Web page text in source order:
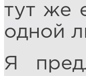
тут же
одной
Я